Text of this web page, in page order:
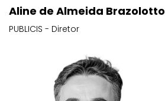
Aline de Almeida Brazolotto
PUBLICIS - Diretor